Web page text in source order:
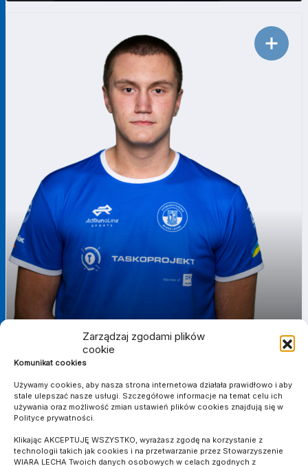
Zarządzaj zgodami plików
cookie
Komunikat cookies
Używamy cookies, aby nasza strona internetowa działała prawidłowo i aby
stale ulepszać nasze usługi. Szczegółowe informacje na temat celu ich
używania oraz możliwość zmian ustawień plików cookies znajdują się w
Polityce prywatności.
Klikając AKCEPTUJĘ WSZYSTKO, wyrażasz zgodę na korzystanie z
technologii takich jak cookies i na przetwarzanie przez Stowarzyszenie
WIARA LECHA Twoich danych osobowych w celach zgodnych z
18
RATAJ
OBROŃCA